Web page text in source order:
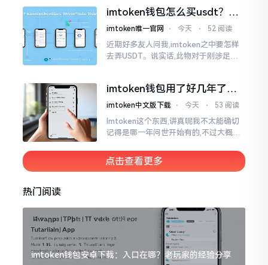
imtoken钱包怎么买usdt？老
手教你简单三步搞定
imtoken唯一官网 ⋅ 今天 ⋅ 52 阅读
近期好多友人问我,imtoken之中要怎样
去弄USDT。说实话,此物对于刚涉足币
imtoken钱包用了好几年了，
到底多少年了？
imtoken中文版下载 ⋅ 今天 ⋅ 53 阅读
Imtoken这个东西,讲真呢我不太能确切
记得是哪一年问世开始有的,不过大概在
变得热门起来了,一直到现如今大概差不
多快要十年的时间了。
点击查看更多
热门阅读
imtoken钱包安卓下载：入口在哪？老玩家的经验分享